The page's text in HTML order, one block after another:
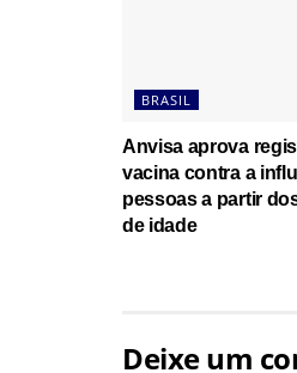
BRASIL
Anvisa aprova
vacina contra a
pessoas a partir
de idade
Deixe um